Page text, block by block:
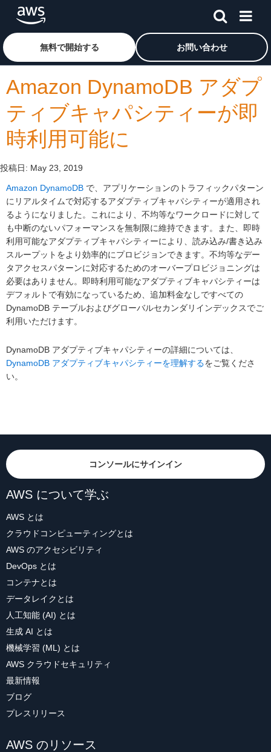
メインコンテンツに移動
アマゾン ウェブ サービスのホームページに戻るには、こ
無料で開始する お問い合わせ
Amazon DynamoDB アダプ
ティブキャパシティーが即
時利用可能に
投稿日: May 23, 2019
Amazon DynamoDB で、アプリケーションのトラフィックパターン
にリアルタイムで対応するアダプティブキャパシティーが適用され
るようになりました。これにより、不均等なワークロードに対して
も中断のないパフォーマンスを無制限に維持できます。また、即時
利用可能なアダプティブキャパシティーにより、読み込み/書き込み
スループットをより効率的にプロビジョンできます。不均等なデー
タアクセスパターンに対応するためのオーバープロビジョニングは
必要はありません。即時利用可能なアダプティブキャパシティーは
デフォルトで有効になっているため、追加料金なしですべての
DynamoDB テーブルおよびグローバルセカンダリインデックスでご
利用いただけます。
DynamoDB アダプティブキャパシティーの詳細については、
DynamoDB アダプティブキャパシティーを理解するをご覧くださ
い。
コンソールにサインイン
AWS について学ぶ
AWS とは
クラウドコンピューティングとは
AWS のアクセシビリティ
DevOps とは
コンテナとは
データレイクとは
人工知能 (AI) とは
生成 AI とは
機械学習 (ML) とは
AWS クラウドセキュリティ
最新情報
ブログ
プレスリリース
AWS のリソース